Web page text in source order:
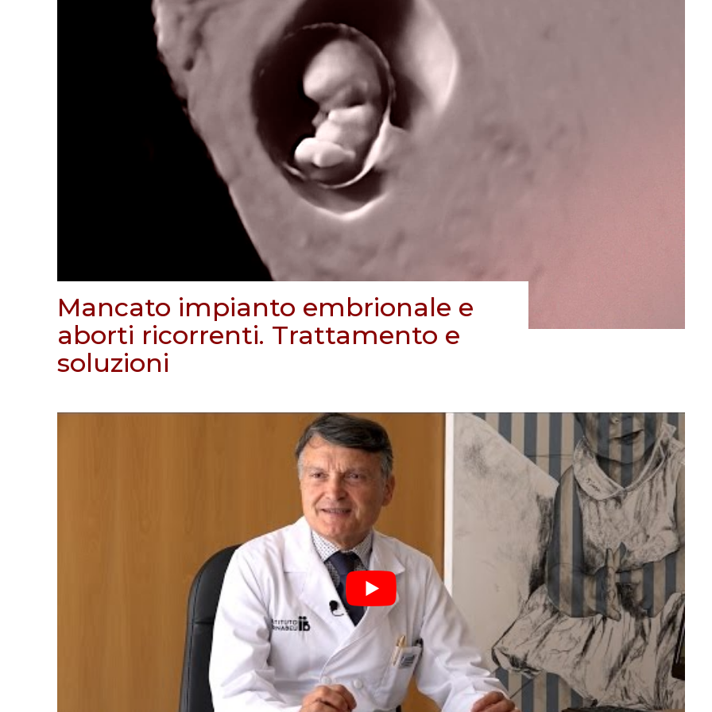
Mancato impianto embrionale e
aborti ricorrenti. Trattamento e
soluzioni